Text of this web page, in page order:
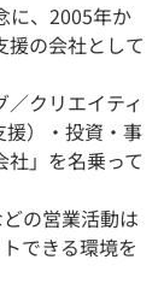
に、2005年か
援の会社として
クリエイティ
援）・投資・事
」を名乗って
の営業活動は
できる環境を